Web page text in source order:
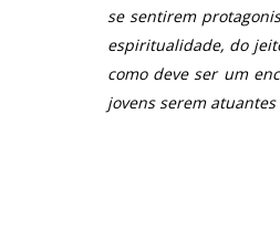
se sentirem
espiritualidade, do
como deve ser um
jovens serem